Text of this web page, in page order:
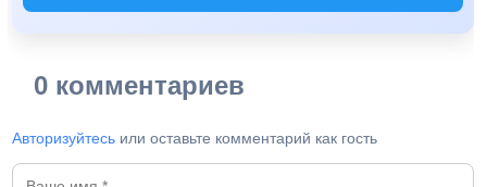
0 комментариев
Авторизуйтесь или оставьте комментарий как гость